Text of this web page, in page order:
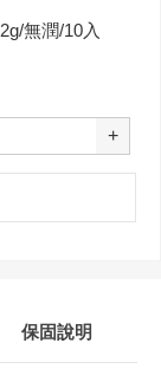
無潤/10入
+
保固說明